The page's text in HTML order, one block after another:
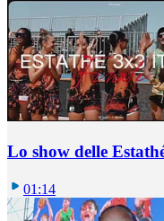
Lo show delle
01:14